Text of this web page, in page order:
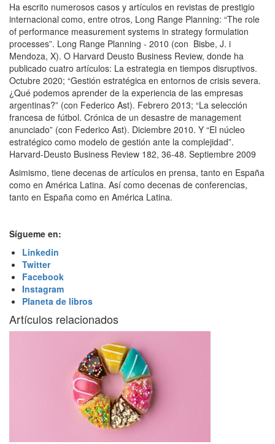
Ha escrito numerosos casos y artículos en revistas de prestigio
internacional como, entre otros, Long Range Planning: “The role
of performance measurement systems in strategy formulation
processes”. Long Range Planning - 2010 (con Bisbe, J. i
Mendoza, X). O Harvard Deusto Business Review, donde ha
publicado cuatro artículos: La estrategia en tiempos disruptivos.
Octubre 2020; “Gestión estratégica en entornos de crisis severa.
¿Qué podemos aprender de la experiencia de las empresas
argentinas?” (con Federico Ast). Febrero 2013; “La selección
francesa de fútbol. Crónica de un desastre de management
anunciado” (con Federico Ast). Diciembre 2010. Y “El núcleo
estratégico como modelo de gestión ante la complejidad”.
Harvard-Deusto Business Review 182, 36-48. Septiembre 2009
Asimismo, tiene decenas de artículos en prensa, tanto en España
como en América Latina. Así como decenas de conferencias,
tanto en España como en América Latina.
Sígueme en:
Linkedin
Twitter
Facebook
Instagram
Planeta de libros
Artículos relacionados